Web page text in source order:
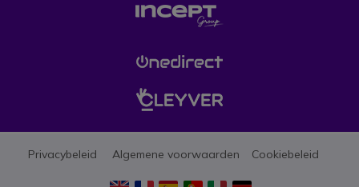
Privacybeleid Algemene voorwaarden Cookiebeleid